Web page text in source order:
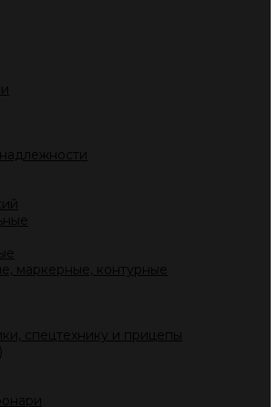
маркерные, контурные
спецтехнику и прицепы